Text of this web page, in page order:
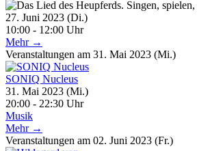
27. Juni 2023 (Di.)
10:00 - 12:00 Uhr
Mehr →
Veranstaltungen am 31. Mai 2023 (Mi.)
SONIQ Nucleus
31. Mai 2023 (Mi.)
20:00 - 22:30 Uhr
Musik
Mehr →
Veranstaltungen am 02. Juni 2023 (Fr.)